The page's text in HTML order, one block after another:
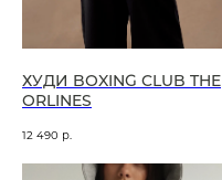
ХУДИ BOXING CLUB THE
ORLINES
12 490 р.